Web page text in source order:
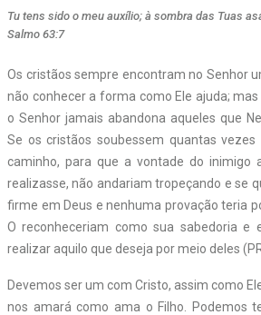
Tu tens sido o meu auxílio; à sombra das Tuas
Salmo 63:7
Os cristãos sempre encontram no Senhor
não conhecer a forma como Ele ajuda;
o Senhor jamais abandona aqueles que
Se os cristãos soubessem quantas
caminho, para que a vontade do inimigo
realizasse, não andariam tropeçando e se
firme em Deus e nenhuma provação teria
O reconheceriam como sua sabedoria e
realizar aquilo que deseja por meio deles
Devemos ser um com Cristo, assim como
nos amará como ama o Filho. Podemos